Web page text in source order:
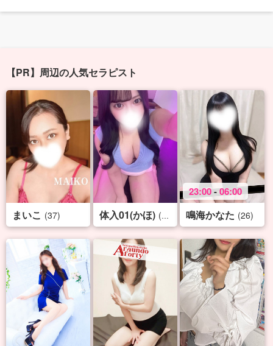
【PR】周辺の人気セラピスト
まいこ (37) 体入01(かほ) (19)
23:00-06:00
鳴海かなた (26)